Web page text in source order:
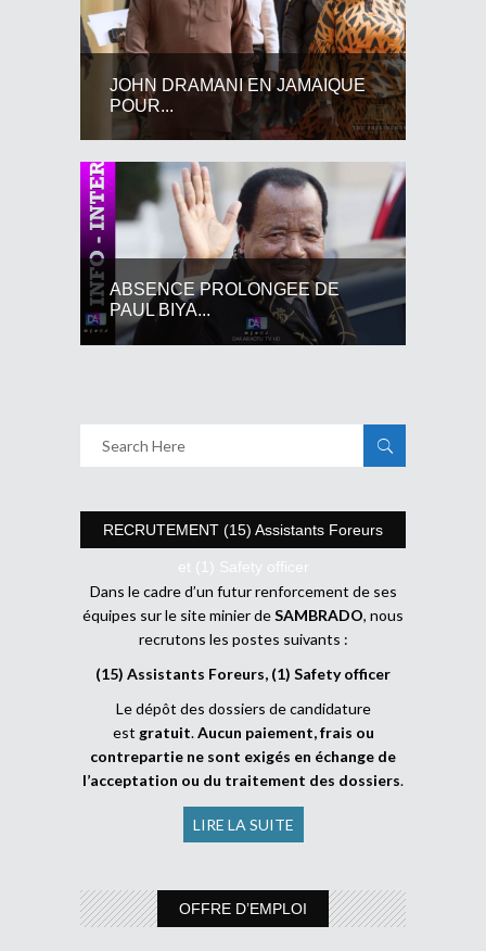
JOHN DRAMANI EN JAMAIQUE
POUR...
ABSENCE PROLONGEE DE
PAUL BIYA...
RECRUTEMENT (15) Assistants Foreurs
et (1) Safety officer
Dans le cadre d’un futur renforcement de ses
équipes sur le site minier deSAMBRADO, nous
recrutons les postes suivants :
(15) Assistants Foreurs, (1) Safety officer
Le dépôt des dossiers de candidature
est gratuit.Aucun paiement, frais ou
contrepartie ne sont exigés en échange de
l’acceptation ou du traitement des dossiers.
LIRE LA SUITE
OFFRE D’EMPLOI